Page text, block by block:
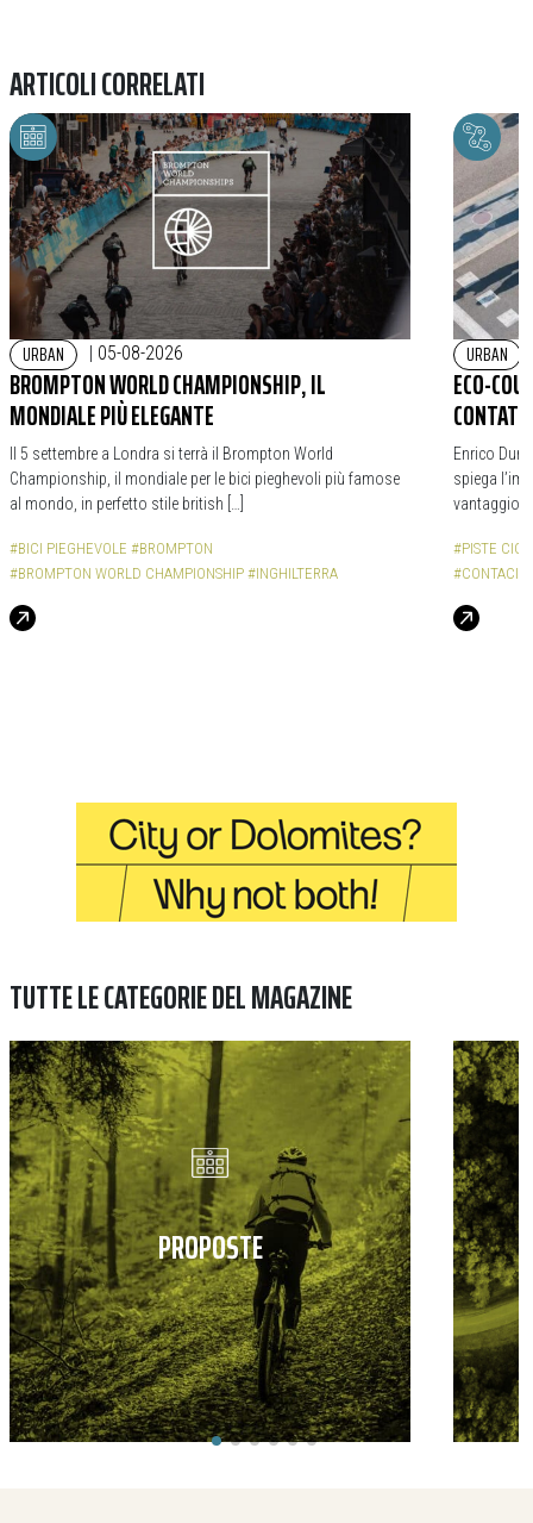
ARTICOLI CORRELATI
URBAN | 05-08-2026
BROMPTON WORLD CHAMPIONSHIP, IL
MONDIALE PIÙ ELEGANTE
Il 5 settembre a Londra si terrà il Brompton World
Championship, il mondiale per le bici pieghevoli più famose
al mondo, in perfetto stile british […]
#BICI PIEGHEVOLE #BROMPTON
#BROMPTON WORLD CHAMPIONSHIP #INGHILTERRA
URBAN
ECO-
Enrico
spiega
vantaggio
#PISTE
TUTTE LE CATEGORIE DEL MAGAZINE
PROPOSTE